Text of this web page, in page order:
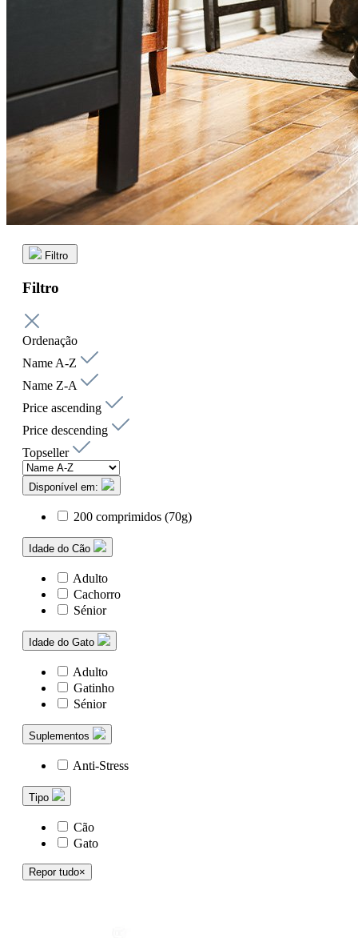
Filtro
Filtro
Ordenação
Name A-Z
Name Z-A
Price ascending
Price descending
Topseller
Disponível em:
200 comprimidos (70g)
Idade do Cão
Adulto
Cachorro
Sénior
Idade do Gato
Adulto
Gatinho
Sénior
Suplementos
Anti-Stress
Tipo
Cão
Gato
Repor tudo×